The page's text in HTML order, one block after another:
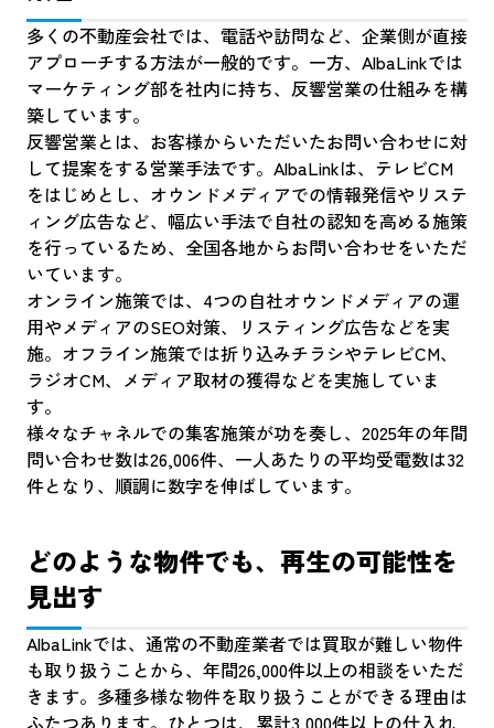
多くの不動産会社では、電話や訪問など、企業側が直接
アプローチする方法が一般的です。一方、AlbaLinkでは
マーケティング部を社内に持ち、反響営業の仕組みを構
築しています。
反響営業とは、お客様からいただいたお問い合わせに対
して提案をする営業手法です。AlbaLinkは、テレビCM
をはじめとし、オウンドメディアでの情報発信やリステ
ィング広告など、幅広い手法で自社の認知を高める施策
を行っているため、全国各地からお問い合わせをいただ
いています。
オンライン施策では、4つの自社オウンドメディアの運
用やメディアのSEO対策、リスティング広告などを実
施。オフライン施策では折り込みチラシやテレビCM、
ラジオCM、メディア取材の獲得などを実施していま
す。
様々なチャネルでの集客施策が功を奏し、2025年の年間
問い合わせ数は26,006件、一人あたりの平均受電数は32
件となり、順調に数字を伸ばしています。
どのような物件でも、再生の可能性を
見出す
AlbaLinkでは、通常の不動産業者では買取が難しい物件
も取り扱うことから、年間26,000件以上の相談をいただ
きます。多種多様な物件を取り扱うことができる理由は
ふたつあります。ひとつは、累計3,000件以上の仕入れ